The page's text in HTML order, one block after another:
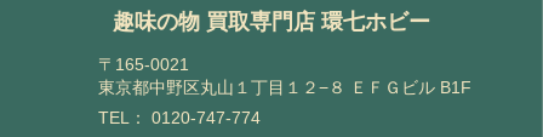
趣味の物 買取専門店 環七ホビー
〒165-0021
東京都中野区丸山１丁目１２−８ ＥＦＧビル B1F
TEL： 0120-747-774